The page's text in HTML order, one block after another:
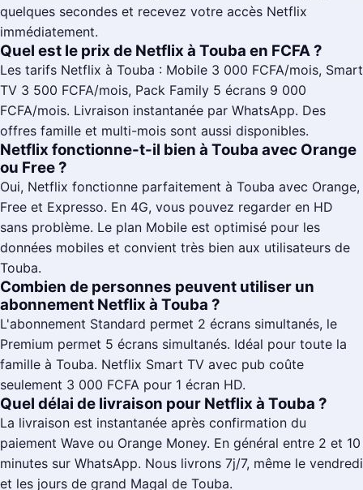
quelques secondes et recevez votre accès Netflix
immédiatement.
Quel est le prix de Netflix à Touba en FCFA ?
Les tarifs Netflix à Touba : Mobile 3 000 FCFA/mois, Smart
TV 3 500 FCFA/mois, Pack Family 5 écrans 9 000
FCFA/mois. Livraison instantanée par WhatsApp. Des
offres famille et multi-mois sont aussi disponibles.
Netflix fonctionne-t-il bien à Touba avec Orange
ou Free ?
Oui, Netflix fonctionne parfaitement à Touba avec Orange,
Free et Expresso. En 4G, vous pouvez regarder en HD
sans problème. Le plan Mobile est optimisé pour les
données mobiles et convient très bien aux utilisateurs de
Touba.
Combien de personnes peuvent utiliser un
abonnement Netflix à Touba ?
L'abonnement Standard permet 2 écrans simultanés, le
Premium permet 5 écrans simultanés. Idéal pour toute la
famille à Touba. Netflix Smart TV avec pub coûte
seulement 3 000 FCFA pour 1 écran HD.
Quel délai de livraison pour Netflix à Touba ?
La livraison est instantanée après confirmation du
paiement Wave ou Orange Money. En général entre 2 et 10
minutes sur WhatsApp. Nous livrons 7j/7, même le vendredi
et les jours de grand Magal de Touba.